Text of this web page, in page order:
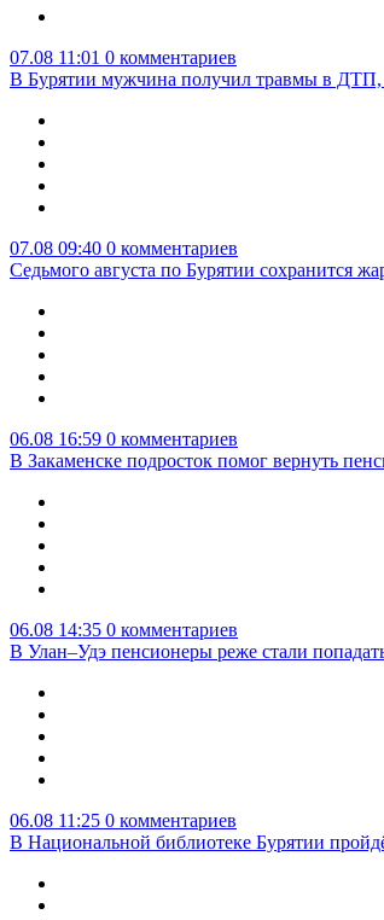
07.08 11:01 0 комментариев
В Бурятии мужчина получил травмы в ДТП,
07.08 09:40 0 комментариев
Седьмого августа по Бурятии сохранится
06.08 16:59 0 комментариев
В Закаменске подросток помог вернуть
06.08 14:35 0 комментариев
В Улан–Удэ пенсионеры реже стали
06.08 11:25 0 комментариев
В Национальной библиотеке Бурятии